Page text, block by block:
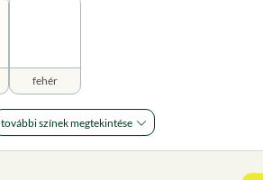
fehér
további színek megtekintése